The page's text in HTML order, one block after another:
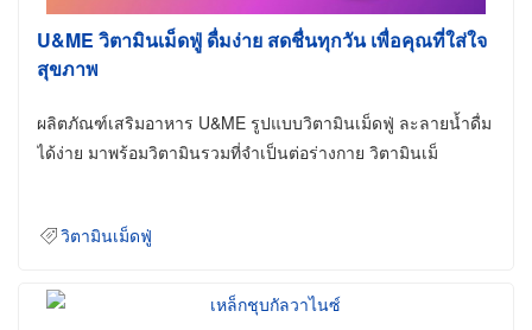
U&ME วิตามินเม็ดฟู่ ดื่มง่าย สดชื่นทุกวัน เพื่อคุณที่ใส่ใจ
สุขภาพ
ผลิตภัณฑ์เสริมอาหาร U&ME รูปแบบวิตามินเม็ดฟู่ ละลายน้ำดื่ม
ได้ง่าย มาพร้อมวิตามินรวมที่จำเป็นต่อร่างกาย วิตามินเม็
วิตามินเม็ดฟู่